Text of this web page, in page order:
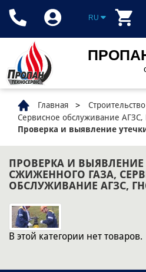
RU
Главная
Строительство
Сервисное обслуживание
Проверка и выявление
ПРОВЕРКА И ВЫЯВЛЕНИЕ
СЖИЖЕННОГО ГАЗА,
ОБСЛУЖИВАНИЕ АГЗС,
В этой категории нет товаров.